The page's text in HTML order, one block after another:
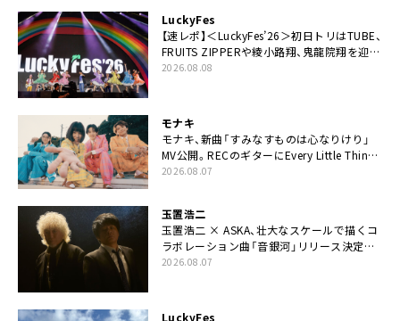
LuckyFes
【速レポ】＜LuckyFes’26＞初日トリはTUBE、
FRUITS ZIPPERや綾小路翔、鬼龍院翔を迎え
た豪華コラボも「知ってたらぜひ一緒に歌っ
2026.08.08
モナキ
モナキ、新曲「すみなすものは心なりけり」
MV公開。RECのギターにEvery Little Thing・
伊藤一朗参加も
2026.08.07
玉置浩二
玉置浩二 × ASKA、壮大なスケールで描くコ
ラボレーション曲「音銀河」リリース決定。
カップリングには新曲「命の宿り」収録も
2026.08.07
LuckyFes